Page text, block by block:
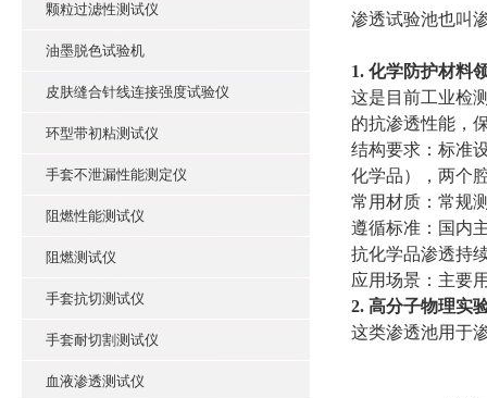
颗粒过滤性测试仪
油墨脱色试验机
皮肤缝合针线连接强度试验仪
环型带初粘测试仪
手套不泄漏性能测定仪
阻燃性能测试仪
阻燃测试仪
手套抗切测试仪
手套耐切割测试仪
血液渗透测试仪
渗透试验池‌也叫
1. 化学防护材料
这是目前工业检
的抗渗透性能，
结构要求‌：标准
化学品），两个
常用材质‌：常规
遵循标准‌：国内
抗化学品渗透持
应用场景‌：主要
2. 高分子物理实
这类渗透池用于